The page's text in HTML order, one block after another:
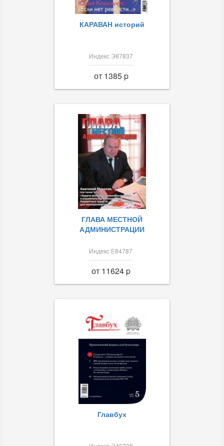
КАРАВАН историй
Индекс Э87837
от 1385 p
ГЛАВА МЕСТНОЙ
АДМИНИСТРАЦИИ
Индекс Е84787
от 11624 p
Главбух